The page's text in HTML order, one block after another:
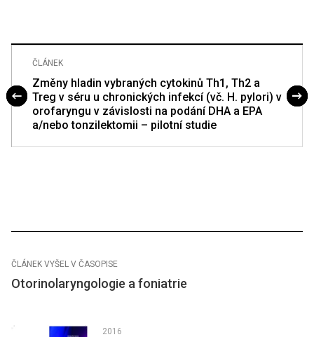
ČLÁNEK
Změny hladin vybraných cytokinů Th1, Th2 a
Treg v séru u chronických infekcí (vč. H. pylori) v
orofaryngu v závislosti na podání DHA a EPA
a/nebo tonzilektomii – pilotní studie
ČLÁNEK VYŠEL V ČASOPISE
Otorinolaryngologie a foniatrie
2016